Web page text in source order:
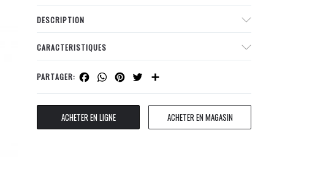
DESCRIPTION
CARACTERISTIQUES
PARTAGER: Facebook
WhatsApp
Pinterest
Twitter
ACHETER EN LIGNE ACHETER EN MAGASIN